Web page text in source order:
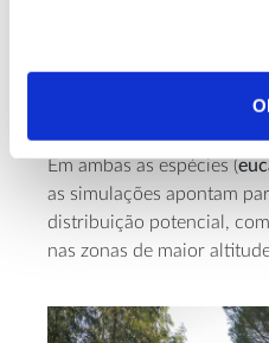
centro a diminuição de
Em ambas as espécies (
as simulações apontam
distribuição potencial,
nas zonas de maior